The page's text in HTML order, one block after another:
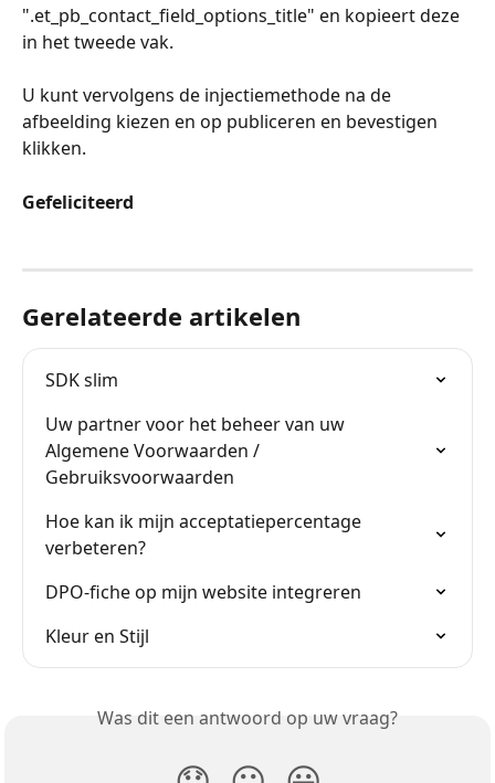
".et_pb_contact_field_options_title" en kopieert deze
in het tweede vak.
U kunt vervolgens de injectiemethode na de
afbeelding kiezen en op publiceren en bevestigen
klikken.
Gefeliciteerd
Gerelateerde artikelen
SDK slim
Uw partner voor het beheer van uw
Algemene Voorwaarden /
Gebruiksvoorwaarden
Hoe kan ik mijn acceptatiepercentage
verbeteren?
DPO-fiche op mijn website integreren
Kleur en Stijl
Was dit een antwoord op uw vraag?